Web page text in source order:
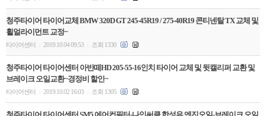
청주타이어 타이어교체 BMW 320D GT 245-45R19 / 275-40R19 콘티넨탈 TX 교체 및
휠얼라이먼트 교정~
타이어센터 2019.10.04 09:53 조회 1330
청주타이어 타이어센터 아반떼HD 205-55-16인치 타이어 교체 및 뒷캘리퍼 교환 및
브레이크 오일교환~경정비 할인~
타이어센터 2019.10.02 16:03 조회 1305